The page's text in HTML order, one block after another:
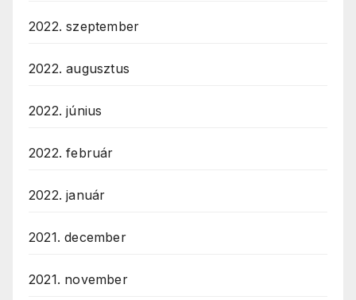
2022. szeptember
2022. augusztus
2022. június
2022. február
2022. január
2021. december
2021. november